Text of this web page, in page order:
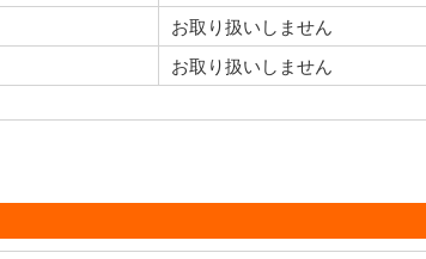
お取り扱いしません
お取り扱いしません